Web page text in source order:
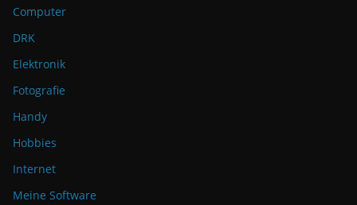
Computer
DRK
Elektronik
Fotografie
Handy
Hobbies
Internet
Meine Software